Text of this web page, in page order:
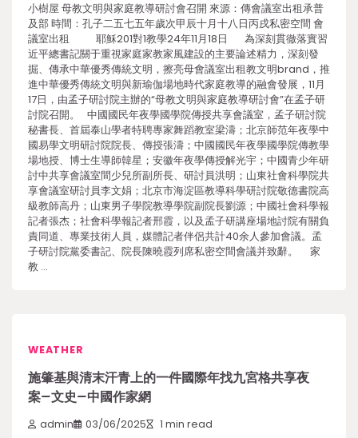
小樹屋 母教文明與家庭教導研討會召開 來源：傳會議室出租承普
及部 時間：孔子二五七五年歲次甲辰十月十八日丙戌私密空間 會
議室出租 耶穌201對1教學24年11月18日 為深刻貫徹落實習
近平總書記關于重視家庭家教家風建設的主要論述精力，深刻發
掘、傳承中華優秀傳統文明，擦亮母會議室出租教文明brand，推
進中華優秀傳統文明與新瑜伽場地時代家庭教導的融會發展，11月
17日，由孟子研討院主辦的“母教文明與家庭教導研討會”在孟子研
討院召開。 中國國民年夜學國學院傳授共享會議室，孟子研討院
秘書長、首屆泰山學者特聘專家舞蹈教室梁濤；北京師范年夜學中
國易學文明研討院院長、傳授張濤；中國國民年夜學國學院傳教學
場地授、博士生導師韓星；安徽年夜學傳授解光宇；中國青少年研
討中共享會議室間少兒所副所長、研討員洪明；山東社會科學院共
享會議室研討員李文娟；北京市海淀區教導科學研討院敬德書院高
級教師高丹；山東男子學院教導學院副院長劉源；中國社會科學報
記者張杰；社會科學報記者邢霞，以及孟子研講座場地討院有關負
責同道、專業技術人員，媒體記者伴侶共計40余人參加會議。孟
子研討院黨委書記、院長陳曉霞列席私密空間會議并致辭。 家
教 …
WEATHER
施肇基與清末汗青上的一件國際年找九宮格共享夜
案–文史–中國作家網
admin 03/06/2025 1 min read